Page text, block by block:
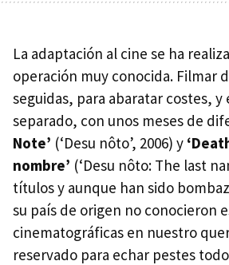
La adaptación al cine se ha
operación muy conocida. Filmar
seguidas, para abaratar costes,
separado, con unos meses de
Note’ (‘Desu nôto’, 2006) y
nombre’ (‘Desu nôto: The last
títulos y aunque han sido
su país de origen no conocieron
cinematográficas en nuestro
reservado para echar pestes